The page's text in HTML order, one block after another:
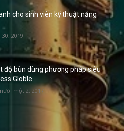
cho sinh viên kỹ thuật năng
30, 2019
độ bùn dùng phương pháp siêu
Globle
một 2, 2017